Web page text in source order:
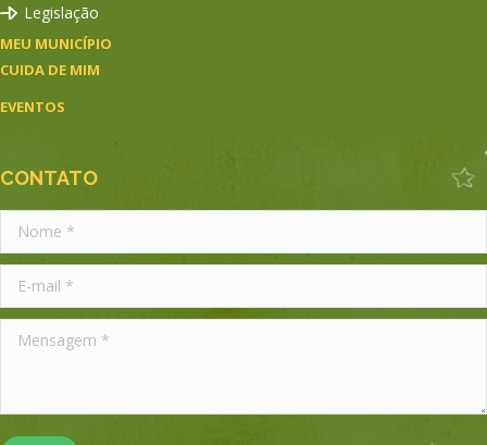
Legislação
MEU MUNICÍPIO
CUIDA DE MIM
EVENTOS
CONTATO
Nome *
E-mail *
Mensagem *